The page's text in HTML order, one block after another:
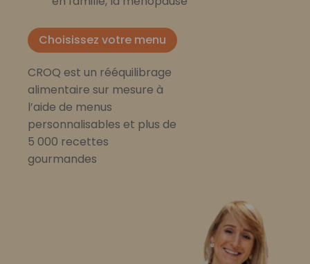
Choisissez votre menu
CROQ est un rééquilibrage
alimentaire sur mesure à
l’aide de menus
personnalisables et plus de
5 000 recettes
gourmandes